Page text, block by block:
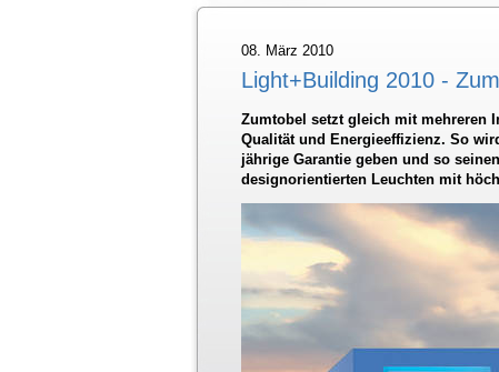
08. März 2010
Light+Building 2010 -
Zumtobel setzt gleich mit mehreren
Qualität und Energieeffizienz. So
jährige Garantie geben und so
designorientierten Leuchten mit